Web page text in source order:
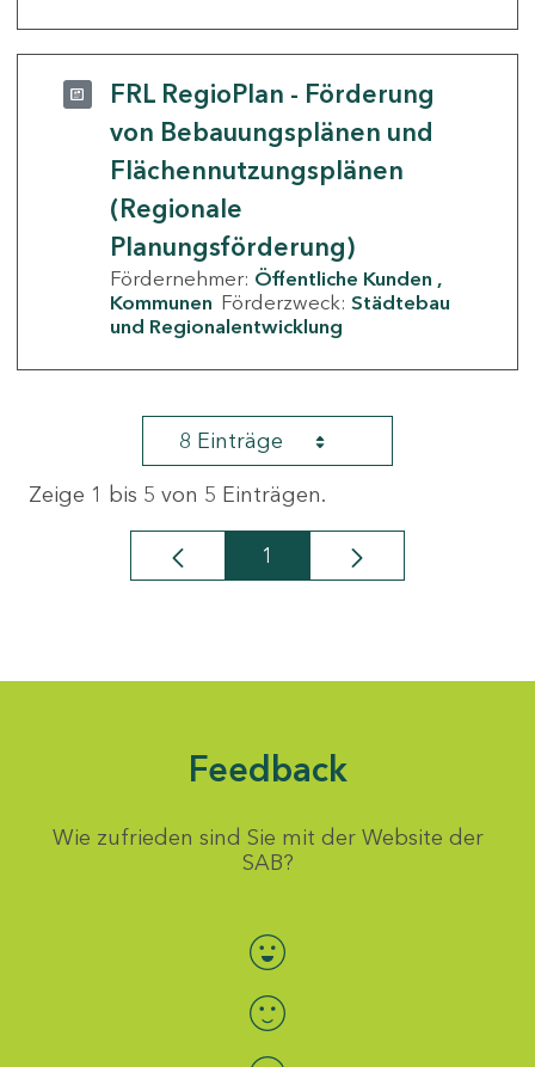
FRL RegioPlan - Förderung
von Bebauungsplänen und
Flächennutzungsplänen
(Regionale
Planungsförderung)
Fördernehmer: Öffentliche Kunden
Kommunen Förderzweck: Städtebau
und Regionalentwicklung
8 Einträge
Zeige 1 bis 5 von 5 Einträgen.
Seite
1
Feedback
Wie zufrieden sind Sie mit der Website der
SAB?
Bewertung auswählen